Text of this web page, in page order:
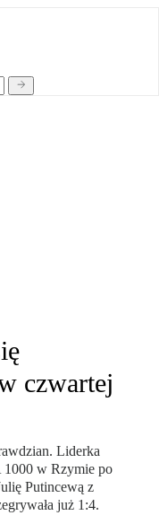
czwartej
Liderka
w Rzymie po
Putincewą z
już 1:4.